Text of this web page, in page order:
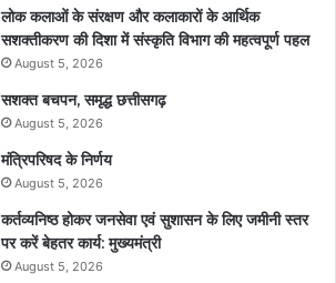
लोक कलाओं के संरक्षण और कलाकारों के आर्थिक
सशक्तीकरण की दिशा में संस्कृति विभाग की महत्वपूर्ण पहल
August 5, 2026
सशक्त बचपन, समृद्ध छत्तीसगढ़
August 5, 2026
मंत्रिपरिषद के निर्णय
August 5, 2026
कर्तव्यनिष्ठ होकर जनसेवा एवं सुशासन के लिए जमीनी स्तर
पर करें बेहतर कार्य: मुख्यमंत्री
August 5, 2026